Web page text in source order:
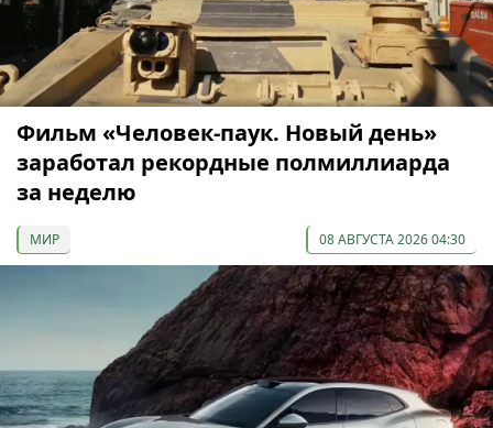
Фильм «Человек-паук. Новый день»
заработал рекордные полмиллиарда
за неделю
МИР 08 АВГУСТА 2026 04:30